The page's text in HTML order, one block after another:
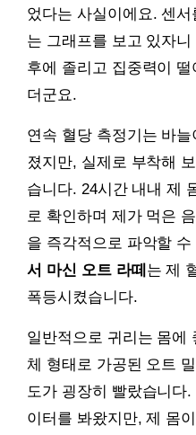
었다는 사실이에요. 센
는 그래프를 보고 있자
후에 졸리고 집중력이
더군요.
연속 혈당 측정기는 바
졌지만, 실제로 부착해
습니다. 24시간 내내 제
로 확인하며 제가 먹은
을 즉각적으로 파악할 수
서 마신 오트 라떼 는 제
폭등시켰습니다.
일반적으로 귀리는 몸에
체 형태로 가공된 오트
도가 굉장히 빨랐습니다
이터를 봐왔지만, 제 몸